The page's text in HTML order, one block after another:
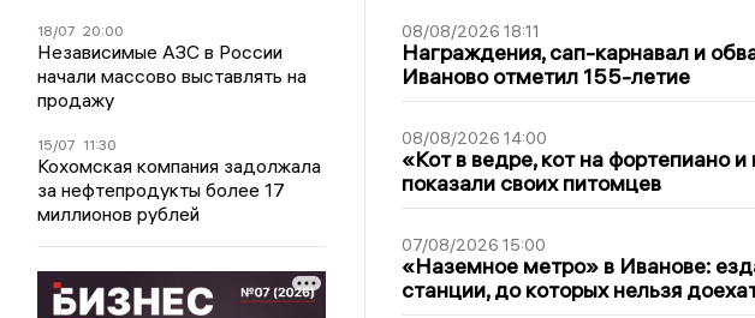
18/07 20:00
Независимые АЗС в России
начали массово выставлять на
продажу
15/07 11:30
Кохомская компания задолжала
за нефтепродукты более 17
миллионов рублей
08/08/2026 18:11
Награждения, сап-карнавал и
Иваново отметил 155-летие
08/08/2026 14:00
«Кот в ведре, кот на фортепиано
показали своих питомцев
07/08/2026 15:00
«Наземное метро» в Иванове:
станции, до которых нельзя